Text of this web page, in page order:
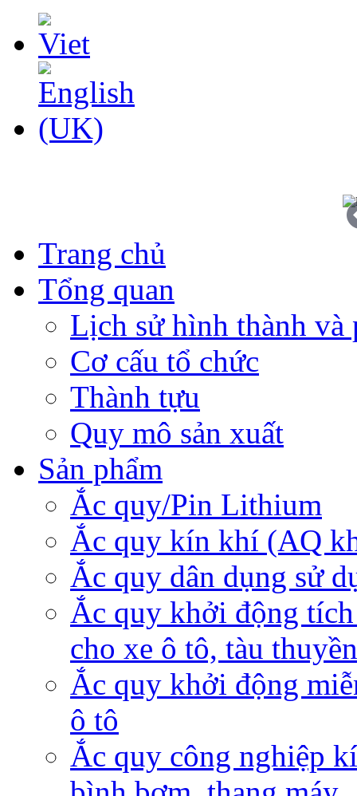
Trang chủ
Tổng quan
Lịch sử hình thành và
Cơ cấu tổ chức
Thành tựu
Quy mô sản xuất
Sản phẩm
Ắc quy/Pin Lithium
Ắc quy kín khí (AQ
Ắc quy dân dụng sử
Ắc quy khởi động
cho xe ô tô, tàu thuyền
Ắc quy khởi động
ô tô
Ắc quy công nghiệp